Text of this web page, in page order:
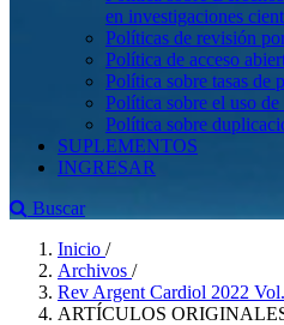
en investigaciones
Políticas de revisión
Política de acceso
Política sobre tasas de
Política sobre el uso
Política sobre
SUPLEMENTOS
INGRESAR
Buscar
Inicio /
Archivos /
Rev Argent Cardiol 2022
ARTÍCULOS